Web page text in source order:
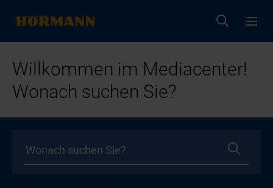
Willkommen im Mediacenter!
Wonach suchen Sie?